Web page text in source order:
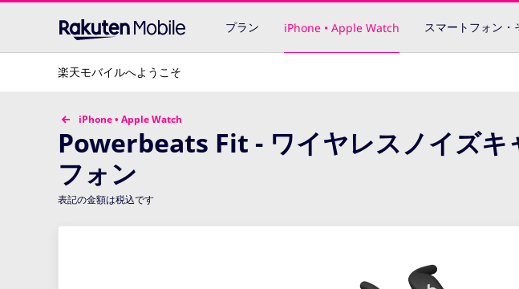
プラン iPhone • Apple Watch スマートフォン・
楽天モバイルへようこそ
iPhone • Apple Watch
Powerbeats Fit - ワイヤレスノイズキ
フォン
表記の金額は税込です